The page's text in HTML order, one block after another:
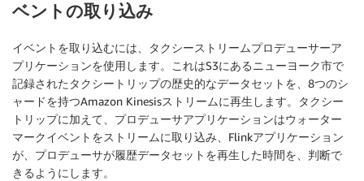
ベントの取り込み
イベントを取り込むには、タクシーストリームプロデューサーア
プリケーションを使用します。これはS3にあるニューヨーク市で
記録されたタクシートリップの歴史的なデータセットを、8つのシ
ャードを持つAmazon Kinesisストリームに再生します。タクシー
トリップに加えて、プロデューサアプリケーションはウォーター
マークイベントをストリームに取り込み、Flinkアプリケーション
が、プロデューサが履歴データセットを再生した時間を、判断で
きるようにします。